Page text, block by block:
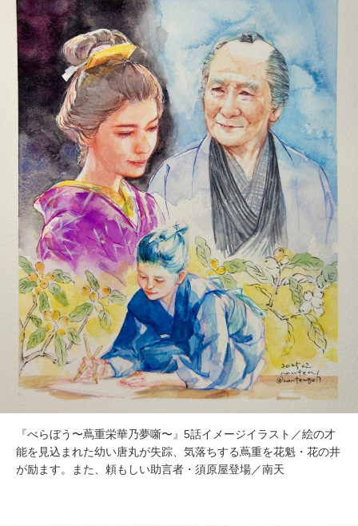
『べらぼう〜蔦重栄華乃夢噺〜』5話イメージイラスト／絵の才
能を見込まれた幼い唐丸が失踪、気落ちする蔦重を花魁・花の井
が励ます。また、頼もしい助言者・須原屋登場／南天